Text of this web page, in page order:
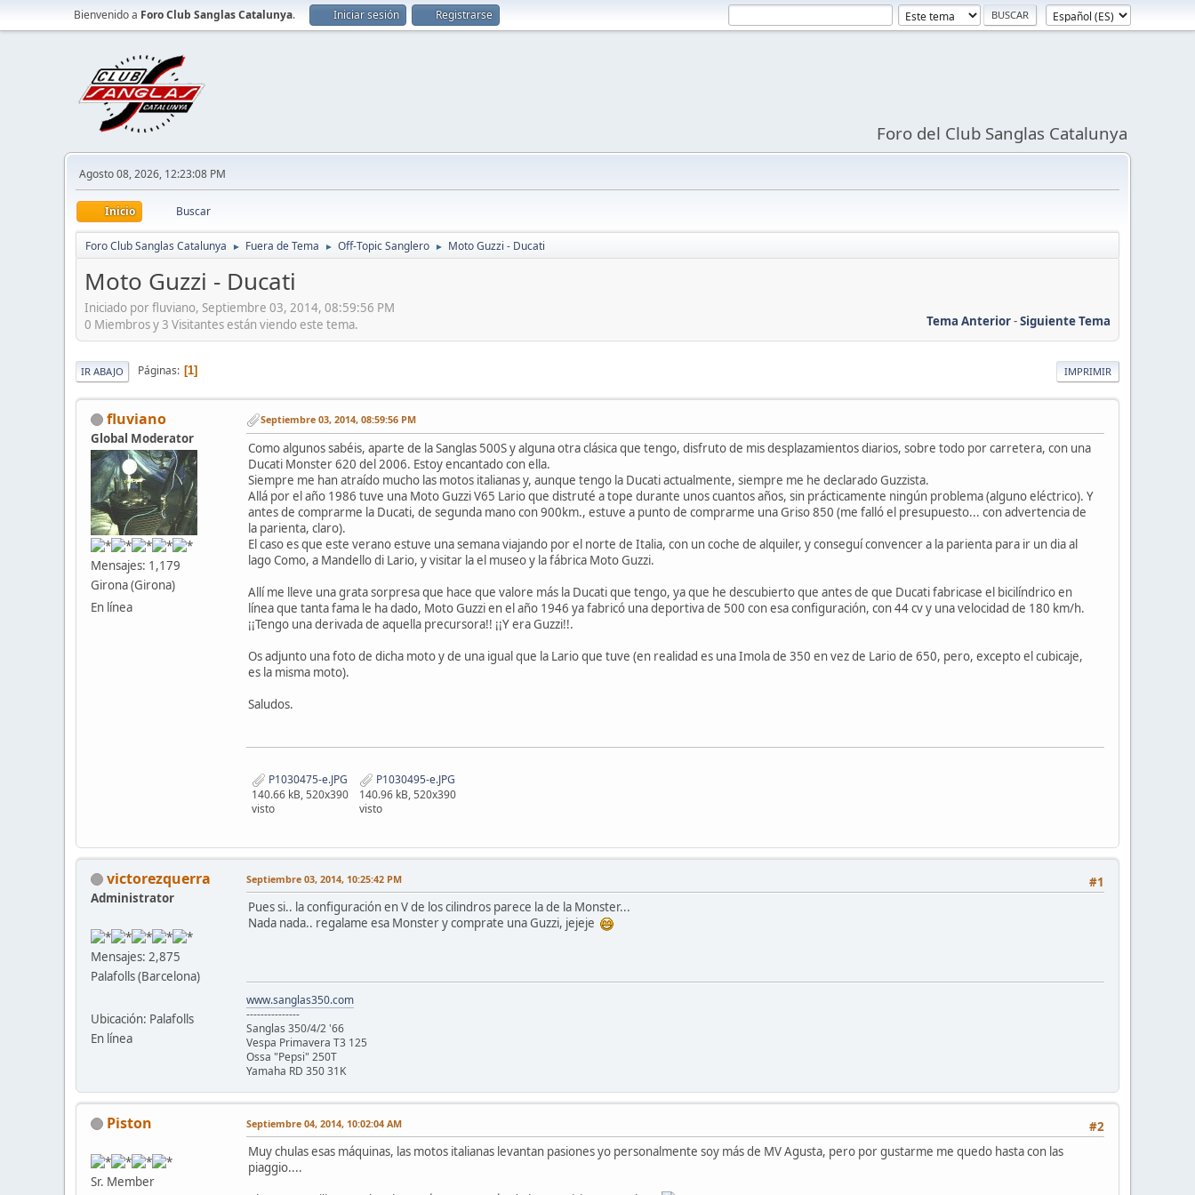
Bienvenido a Foro Club Sanglas Catalunya. Iniciar sesión Registrarse
Foro del Club Sanglas Catalunya
Agosto 08, 2026, 12:23:08 PM
Inicio Buscar
Foro Club Sanglas Catalunya ► Fuera de Tema ► Off-Topic Sanglero ► Moto Guzzi - Ducati
Moto Guzzi - Ducati
Iniciado por fluviano, Septiembre 03, 2014, 08:59:56 PM
Tema Anterior-Siguiente Tema
0 Miembros y 3 Visitantes están viendo este tema.
IMPRIMIR
IR ABAJO Páginas 1
fluviano
Global Moderator
Mensajes: 1,179
Girona (Girona)
En línea
Septiembre 03, 2014, 08:59:56 PM
Como algunos sabéis, aparte de la Sanglas 500S y alguna otra clásica que tengo, disfruto de mis desplazamientos diarios, sobre todo por carretera, con una
Ducati Monster 620 del 2006. Estoy encantado con ella.
Siempre me han atraído mucho las motos italianas y, aunque tengo la Ducati actualmente, siempre me he declarado Guzzista.
Allá por el año 1986 tuve una Moto Guzzi V65 Lario que distruté a tope durante unos cuantos años, sin prácticamente ningún problema (alguno eléctrico). Y
antes de comprarme la Ducati, de segunda mano con 900km., estuve a punto de comprarme una Griso 850 (me falló el presupuesto... con advertencia de
la parienta, claro).
El caso es que este verano estuve una semana viajando por el norte de Italia, con un coche de alquiler, y conseguí convencer a la parienta para ir un dia al
lago Como, a Mandello di Lario, y visitar la el museo y la fábrica Moto Guzzi.
Allí me lleve una grata sorpresa que hace que valore más la Ducati que tengo, ya que he descubierto que antes de que Ducati fabricase el bicilíndrico en
línea que tanta fama le ha dado, Moto Guzzi en el año 1946 ya fabricó una deportiva de 500 con esa configuración, con 44 cv y una velocidad de 180 km/h.
¡¡Tengo una derivada de aquella precursora!! ¡¡Y era Guzzi!!.
Os adjunto una foto de dicha moto y de una igual que la Lario que tuve (en realidad es una Imola de 350 en vez de Lario de 650, pero, excepto el cubicaje,
es la misma moto).
Saludos.
P1030475-e.JPG
140.66 kB, 520x390
visto
P1030495-e.JPG
140.96 kB, 520x390
visto
victorezquerra
Administrator
Mensajes: 2,875
Palafolls (Barcelona)
Ubicación: Palafolls
En línea
#1
Septiembre 03, 2014, 10:25:42 PM
Pues si.. la configuración en V de los cilindros parece la de la Monster...
Nada nada.. regalame esa Monster y comprate una Guzzi, jejeje
www.sanglas350.com
---------------
Sanglas 350/4/2 '66
Vespa Primavera T3 125
Ossa "Pepsi" 250T
Yamaha RD 350 31K
Piston
Sr. Member
#2
Septiembre 04, 2014, 10:02:04 AM
Muy chulas esas máquinas, las motos italianas levantan pasiones yo personalmente soy más de MV Agusta, pero por gustarme me quedo hasta con las
piaggio....